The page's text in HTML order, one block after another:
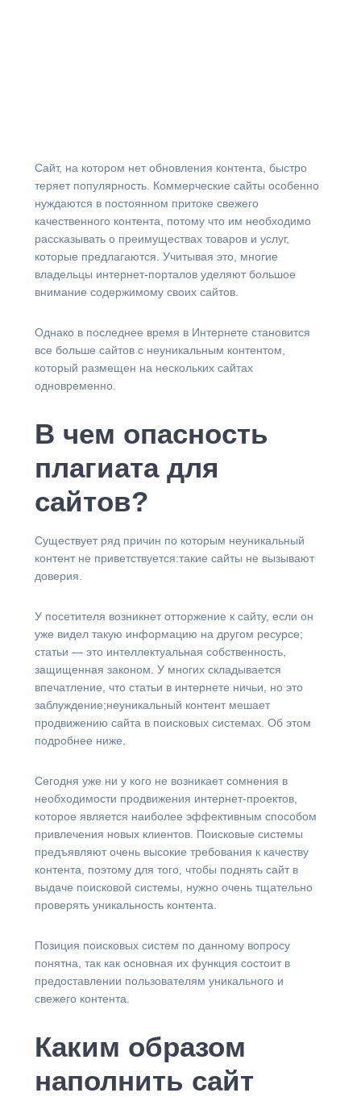
⁠Сайт, на котором нет обновления контента, быстро
теряет популярность. Коммерческие сайты особенно
нуждаются в постоянном притоке свежего
качественного контента, потому что им необходимо
рассказывать о преимуществах товаров и услуг,
которые предлагаются. Учитывая это, многие
владельцы интернет-порталов уделяют большое
внимание содержимому своих сайтов.
Однако в последнее время в Интернете становится
все больше сайтов с неуникальным контентом,
который размещен на нескольких сайтах
одновременно.
В чем опасность
плагиата для
сайтов?
Существует ряд причин по которым неуникальный
контент не приветствуется:такие сайты не вызывают
доверия.
У посетителя возникнет отторжение к сайту, если он
уже видел такую информацию на другом ресурсе;
статьи — это интеллектуальная собственность,
защищенная законом. У многих складывается
впечатление, что статьи в интернете ничьи, но это
заблуждение;неуникальный контент мешает
продвижению сайта в поисковых системах. Об этом
подробнее ниже.
Сегодня уже ни у кого не возникает сомнения в
необходимости продвижения интернет-проектов,
которое является наиболее эффективным способом
привлечения новых клиентов. Поисковые системы
предъявляют очень высокие требования к качеству
контента, поэтому для того, чтобы поднять сайт в
выдаче поисковой системы, нужно очень тщательно
проверять уникальность контента.
Позиция поисковых систем по данному вопросу
понятна, так как основная их функция состоит в
предоставлении пользователям уникального и
свежего контента.
Каким образом
наполнить сайт